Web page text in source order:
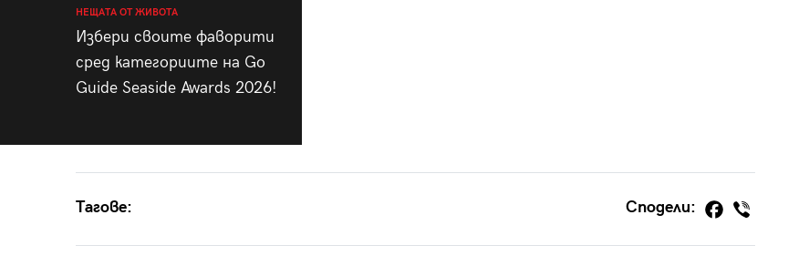
НЕЩАТА ОТ ЖИВОТА
Избери своите фаворити
сред категориите на Go
Guide Seaside Awards 2026!
Тагове: Сподели: